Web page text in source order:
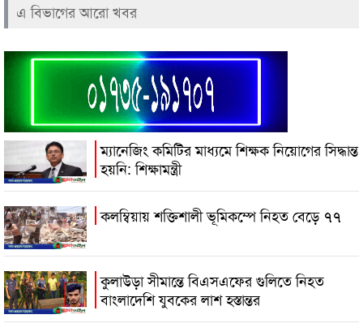
এ বিভাগের আরো খবর
ম্যানেজিং কমিটির মাধ্যমে শিক্ষক নিয়োগের সিদ্ধান্ত
হয়নি: শিক্ষামন্ত্রী
কলম্বিয়ায় শক্তিশালী ভূমিকম্পে নিহত বেড়ে ৭৭
কুলাউড়া সীমান্তে বিএসএফের গুলিতে নিহত
বাংলাদেশি যুবকের লাশ হস্তান্তর